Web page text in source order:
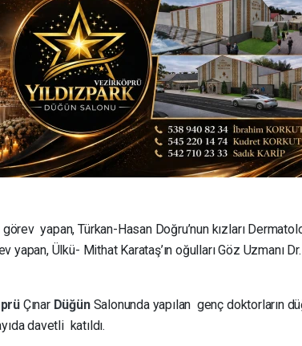
yapan, Türkan-Hasan Doğru’nun kızları
yapan, Ülkü- Mithat Karataş’ın oğulları Göz Uzmanı
Çınar Düğün Salonunda yapılan genç doktorların
davetli katıldı.